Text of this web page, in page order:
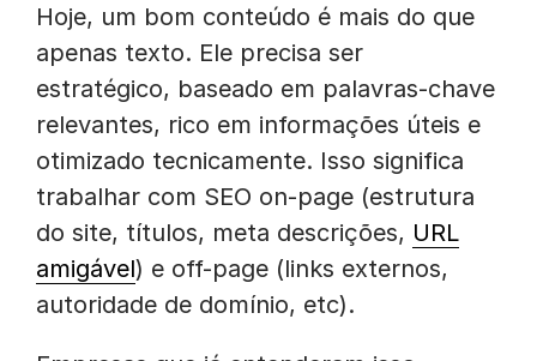
Hoje, um bom conteúdo é mais do que
apenas texto. Ele precisa ser
estratégico, baseado em palavras-chave
relevantes, rico em informações úteis e
otimizado tecnicamente. Isso significa
trabalhar com SEO on-page (estrutura
do site, títulos, meta descrições, URL
amigável) e off-page (links externos,
autoridade de domínio, etc).